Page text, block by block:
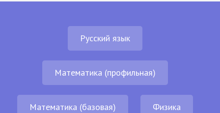
Русский язык
Математика (профильная)
Математика (базовая) Физика